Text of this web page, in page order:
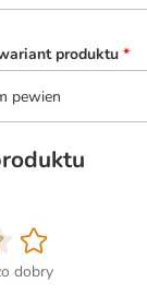
produktu *
pewien
dobry